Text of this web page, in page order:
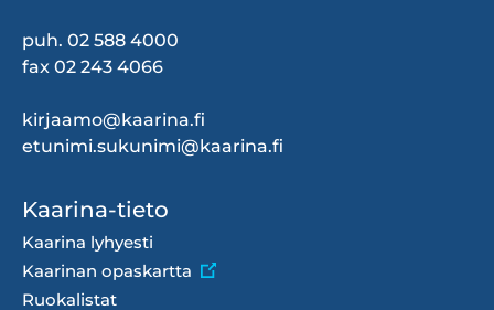
puh. 02 588 4000
fax 02 243 4066
kirjaamo@kaarina.fi
etunimi.sukunimi@kaarina.fi
Footer
menu
Kaarina-tieto
Kaarina lyhyesti
Kaarinan opaskartta
Ruokalistat